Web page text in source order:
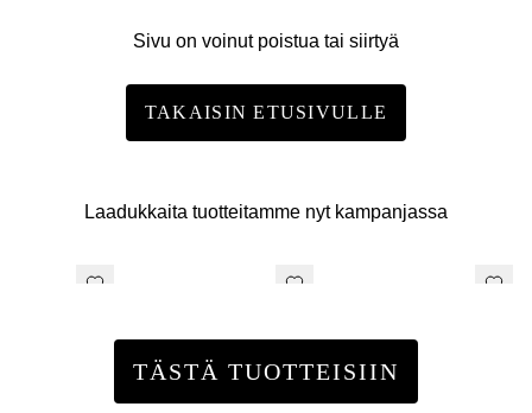
Sivu on voinut poistua tai siirtyä
TAKAISIN ETUSIVULLE
Laadukkaita tuotteitamme nyt kampanjassa
TÄSTÄ TUOTTEISIIN